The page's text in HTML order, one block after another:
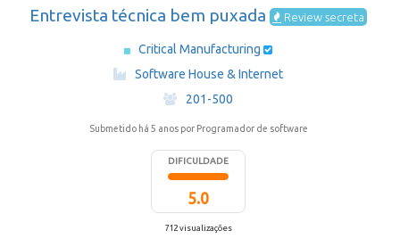
Entrevista técnica bem puxada Review secreta
Critical Manufacturing
Software House & Internet
·
201-500
Submetido há 5 anos por Programador de software
DIFICULDADE
5.0
712 visualizações